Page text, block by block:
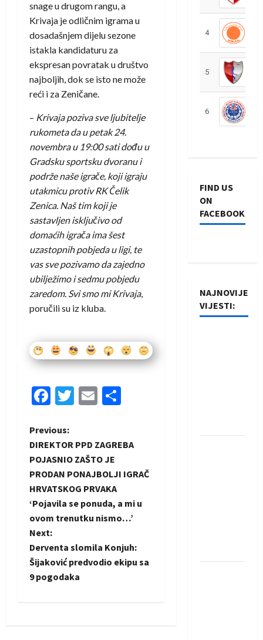
snage u drugom rangu, a
Krivaja je odličnim igrama u
dosadašnjem dijelu sezone
istakla kandidaturu za
ekspresan povratak u društvo
najboljih, dok se isto ne može
reći i za Zeničane.
– Krivaja poziva sve ljubitelje
rukometa da u petak 24.
novembra u 19:00 sati dođu u
Gradsku sportsku dvoranu i
podrže naše igrače, koji igraju
utakmicu protiv RK Čelik
Zenica. Naš tim koji je
sastavljen isključivo od
domaćih igrača ima šest
uzastopnih pobjeda u ligi, te
vas sve pozivamo da zajedno
ubilježimo i sedmu pobjedu
zaredom. Svi smo mi Krivaja,
poručili su iz kluba.
Facebook
Twitter
Email
P
o
s
t
n
a
v
Previous:
DIREKTOR PPD ZAGREBA
POJASNIO ZAŠTO JE
PRODAN PONAJBOLJI IGRAČ
HRVATSKOG PRVAKA
‘Pojavila se ponuda, a mi u
ovom trenutku nismo…’
Next:
Derventa slomila Konjuh:
Šijaković predvodio ekipu sa
9 pogodaka
4
5
6
FIND US
ON
FACEBOOK
NAJNOVIJE
VIJESTI: